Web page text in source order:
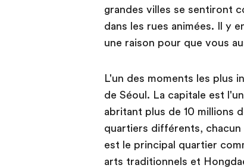
grandes villes se sentiront
dans les rues animées. Il y
une raison pour que vous
L'un des moments les plus
de Séoul. La capitale est
abritant plus de 10 millions
quartiers différents,
est le principal quartier
arts traditionnels et